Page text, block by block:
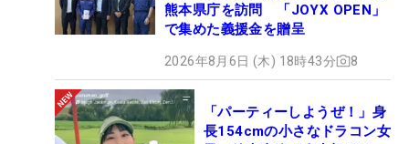
熊本県庁を訪問 「JOYX OPEN」
で集めた義援金を贈呈
2026年8月6日 (木) 18時43分 8
「パーティーしようぜ！」身
長154cmの小さなドラコン女